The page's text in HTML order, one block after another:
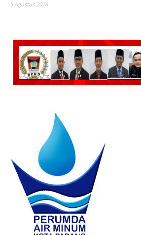
5 Agustus 2026